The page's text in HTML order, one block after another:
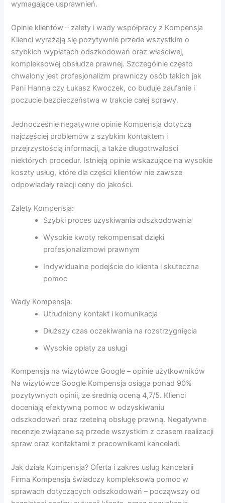
wymagające usprawnień.
Opinie klientów – zalety i wady współpracy z Kompensja
Klienci wyrażają się pozytywnie przede wszystkim o
szybkich wypłatach odszkodowań oraz właściwej,
kompleksowej obsłudze prawnej. Szczególnie często
chwalony jest profesjonalizm prawniczy osób takich jak
Pani Hanna czy Łukasz Kwoczek, co buduje zaufanie i
poczucie bezpieczeństwa w trakcie całej sprawy.
Jednocześnie negatywne opinie Kompensja dotyczą
najczęściej problemów z szybkim kontaktem i
przejrzystością informacji, a także długotrwałości
niektórych procedur. Istnieją opinie wskazujące na wysokie
koszty usług, które dla części klientów nie zawsze
odpowiadały relacji ceny do jakości.
Zalety Kompensja:
Szybki proces uzyskiwania odszkodowania
Wysokie kwoty rekompensat dzięki
profesjonalizmowi prawnym
Indywidualne podejście do klienta i skuteczna
pomoc
Wady Kompensja:
Utrudniony kontakt i komunikacja
Dłuższy czas oczekiwania na rozstrzygnięcia
Wysokie opłaty za usługi
Kompensja na wizytówce Google – opinie użytkowników
Na wizytówce Google Kompensja osiąga ponad 90%
pozytywnych opinii, ze średnią oceną 4,7/5. Klienci
doceniają efektywną pomoc w odzyskiwaniu
odszkodowań oraz rzetelną obsługę prawną. Negatywne
recenzje związane są przede wszystkim z czasem realizacji
spraw oraz kontaktami z pracownikami kancelarii.
Jak działa Kompensja? Oferta i zakres usług kancelarii
Firma Kompensja świadczy kompleksową pomoc w
sprawach dotyczących odszkodowań – począwszy od